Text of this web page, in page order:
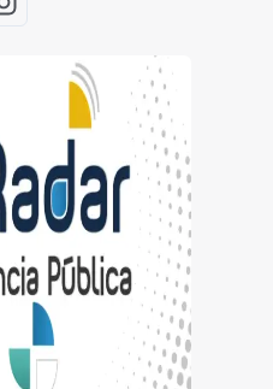
Acessar Instagram